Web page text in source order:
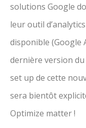
solutions Google
leur outil
disponible (Google
dernière version
set up de cette
sera bientôt
Optimize matter !